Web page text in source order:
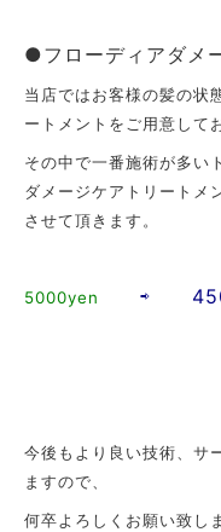
●フローディアダメ
当店ではお客様の髪の状
ートメントをご用意して
その中で一番施術が多い
ダメージケアトリートメ
させて頂きます。
5000yen ⇨
今後もより良い技術、サ
ますので、
何卒よろしくお願い致し